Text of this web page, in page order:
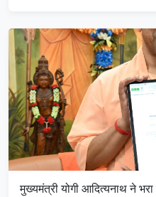
मुख्यमंत्री योगी आदित्यनाथ ने